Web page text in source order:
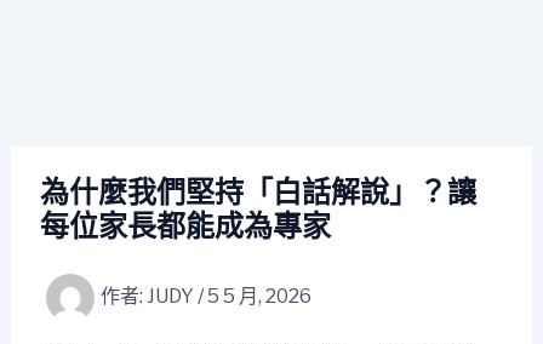
為什麼我們堅持「白話解說」？讓
每位家長都能成為專家
作者: JUDY /5 5 月, 2026